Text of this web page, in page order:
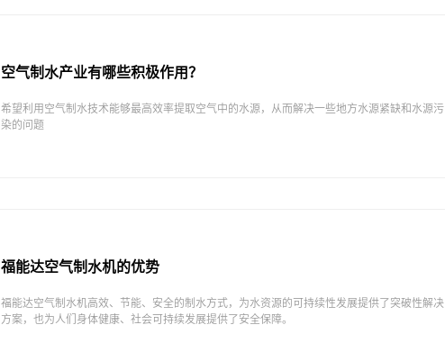
空气制水产业有哪些积极作用？
希望利用空气制水技术能够最高效率提取空气中的水源，从而解决一些地方水源紧缺和水源污
染的问题
福能达空气制水机的优势
福能达空气制水机​高效、节能、安全的制水方式，为水资源的可持续性发展提供了突破性解决
方案，也为人们身体健康、社会可持续发展提供了安全保障。